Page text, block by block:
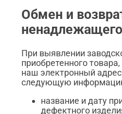
Обмен и
При выявлении
приобретенного
наш электронный
следующую
название и дату
дефектного